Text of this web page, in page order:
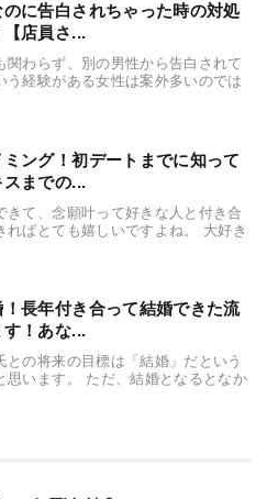
に告白されちゃった時の対処
店員さ...
関わらず、別の男性から告白されて
う経験がある女性は案外多いのでは
ング！初デートまでに知って
スまでの...
きて、念願叶って好きな人と付き合
ればとても嬉しいですよね。 大好き
長年付き合って結婚できた流
！あな...
との将来の目標は「結婚」だという
思います。 ただ、結婚となるとなか